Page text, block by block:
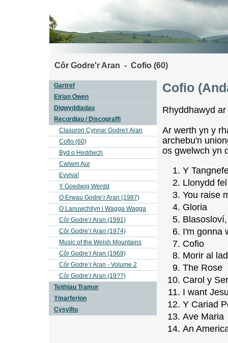
Cofio
Rhyddhawyd
Ar werth yn y
archebu'n
os gwelwch yn
Y
Llonydd
You raise
Gloria
I'm gonna
Cofio
Morir al
The Rose
Carol y
I want
Y Cariad
Ave Maria
An
Gartref
Eirian Owen
Digwyddiadau
Recordiau / Discograffi
Clasuron Cynnar Godre'r Aran
Cofio (60)
Byd o Heddwch
Cwlwm Aur
Evviva!
Y Goedwig Werdd
O Erwau Godre’r Aran (1987)
O Lanuwchllyn i Wagga Wagga
Côr Godre’r Aran (1991)
Côr Godre’r Aran (1974)
Music of the Welsh Mountains
Côr Godre’r Aran (1969)
Côr Godre’r Aran - Volume 2
Côr Godre’r Aran (19??)
Teithiau Tramor
Ymarferion
Cysylltu
Côr Godre'r Aran - Cofio (60)